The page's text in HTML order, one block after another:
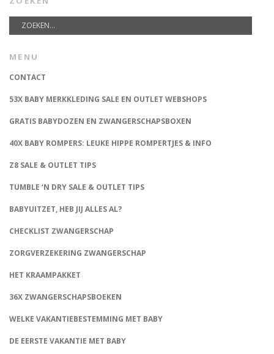
MENU
CONTACT
53X BABY MERKKLEDING SALE EN OUTLET WEBSHOPS
GRATIS BABYDOZEN EN ZWANGERSCHAPSBOXEN
40X BABY ROMPERS: LEUKE HIPPE ROMPERTJES & INFO
Z8 SALE & OUTLET TIPS
TUMBLE ‘N DRY SALE & OUTLET TIPS
BABYUITZET, HEB JIJ ALLES AL?
CHECKLIST ZWANGERSCHAP
ZORGVERZEKERING ZWANGERSCHAP
HET KRAAMPAKKET
36X ZWANGERSCHAPSBOEKEN
WELKE VAKANTIEBESTEMMING MET BABY
DE EERSTE VAKANTIE MET BABY